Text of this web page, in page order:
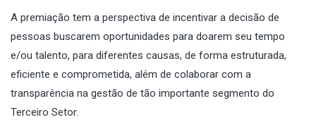
A premiação tem a perspectiva de incentivar a decisão de
pessoas buscarem oportunidades para doarem seu tempo
e/ou talento, para diferentes causas, de forma estruturada,
eficiente e comprometida, além de colaborar com a
transparência na gestão de tão importante segmento do
Terceiro Setor.